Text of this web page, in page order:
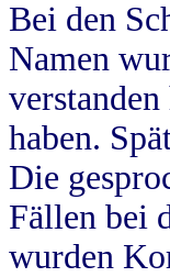
Bei den
Namen
haben.
Die
Fällen bei
wurden